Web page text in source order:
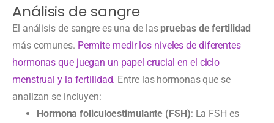
Análisis de sangre
El análisis de sangre es una de las pruebas de fertilidad
más comunes. Permite medir los niveles de diferentes
hormonas que juegan un papel crucial en el ciclo
menstrual y la fertilidad. Entre las hormonas que se
analizan se incluyen:
Hormona foliculoestimulante (FSH): La FSH es